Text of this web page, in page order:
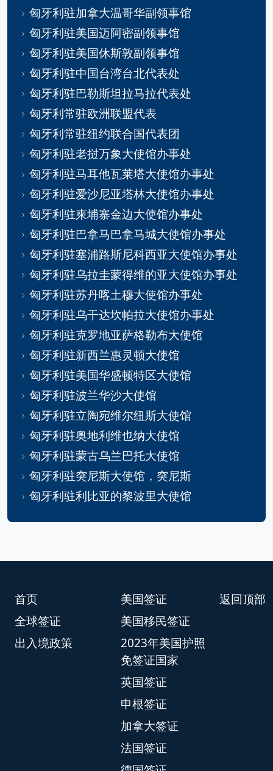
匈牙利驻加拿大温哥华副领事馆
匈牙利驻美国迈阿密副领事馆
匈牙利驻美国休斯敦副领事馆
匈牙利驻中国台湾台北代表处
匈牙利驻巴勒斯坦拉马拉代表处
匈牙利常驻欧洲联盟代表
匈牙利常驻纽约联合国代表团
匈牙利驻老挝万象大使馆办事处
匈牙利驻马耳他瓦莱塔大使馆办事处
匈牙利驻爱沙尼亚塔林大使馆办事处
匈牙利驻柬埔寨金边大使馆办事处
匈牙利驻巴拿马巴拿马城大使馆办事处
匈牙利驻塞浦路斯尼科西亚大使馆办事处
匈牙利驻乌拉圭蒙得维的亚大使馆办事处
匈牙利驻苏丹喀土穆大使馆办事处
匈牙利驻乌干达坎帕拉大使馆办事处
匈牙利驻克罗地亚萨格勒布大使馆
匈牙利驻新西兰惠灵顿大使馆
匈牙利驻美国华盛顿特区大使馆
匈牙利驻波兰华沙大使馆
匈牙利驻立陶宛维尔纽斯大使馆
匈牙利驻奥地利维也纳大使馆
匈牙利驻蒙古乌兰巴托大使馆
匈牙利驻突尼斯大使馆，突尼斯
匈牙利驻利比亚的黎波里大使馆
返回顶部
首页
全球签证
出入境政策
美国签证
美国移民签证
2023年美国护照
免签证国家
英国签证
申根签证
加拿大签证
法国签证